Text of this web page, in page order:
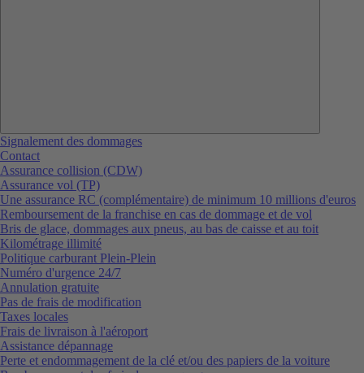
Signalement des dommages
Contact
Assurance collision (CDW)
Assurance vol (TP)
Une assurance RC (complémentaire) de minimum 10 millions d'euros
Remboursement de la franchise en cas de dommage et de vol
Bris de glace, dommages aux pneus, au bas de caisse et au toit
Kilométrage illimité
Politique carburant Plein-Plein
Numéro d'urgence 24/7
Annulation gratuite
Pas de frais de modification
Taxes locales
Frais de livraison à l'aéroport
Assistance dépannage
Perte et endommagement de la clé et/ou des papiers de la voiture